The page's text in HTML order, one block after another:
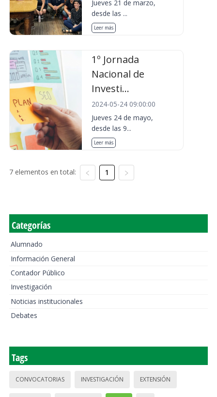
Jueves 21 de marzo,
desde las ...
Leer más
1º Jornada
Nacional de
Investi...
2024-05-24 09:00:00
Jueves 24 de mayo,
desde las 9...
Leer más
7 elementos en total: 1
Categorías
Alumnado
Información General
Contador Público
Investigación
Noticias institucionales
Debates
Tags
CONVOCATORIAS INVESTIGACIÓN EXTENSIÓN